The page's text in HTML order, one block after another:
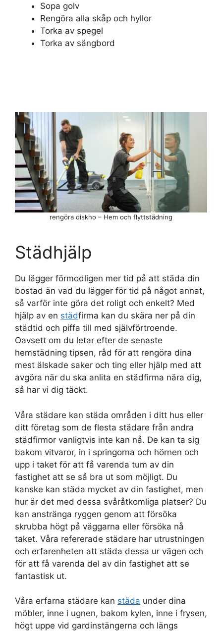
Sopa golv
Rengöra alla skåp och hyllor
Torka av spegel
Torka av sängbord
Städhjälp
Du lägger förmodligen mer tid på att städa din
bostad än vad du lägger för tid på något annat,
så varför inte göra det roligt och enkelt? Med
hjälp av en städfirma kan du skära ner på din
städtid och piffa till med självförtroende.
Oavsett om du letar efter de senaste
hemstädning tipsen, råd för att rengöra dina
mest älskade saker och ting eller hjälp med att
avgöra när du ska anlita en städfirma nära dig,
så har vi dig täckt.
Våra städare kan städa områden i ditt hus eller
ditt företag som de flesta städare från andra
städfirmor vanligtvis inte kan nå. De kan ta sig
bakom vitvaror, in i springorna och hörnen och
upp i taket för att få varenda tum av din
fastighet att se så bra ut som möjligt. Du
kanske kan städa mycket av din fastighet, men
hur är det med dessa svåråtkomliga platser? Du
kan anstränga ryggen genom att försöka
skrubba högt på väggarna eller försöka nå
taket. Våra refererade städare har utrustningen
och erfarenheten att städa dessa ur vägen och
för att få varenda del av din fastighet att se
fantastisk ut.
Våra erfarna städare kan städa under dina
möbler, inne i ugnen, bakom kylen, inne i frysen,
högt uppe vid gardinstängerna och längs
rengöra diskho – Hem och flyttstädning